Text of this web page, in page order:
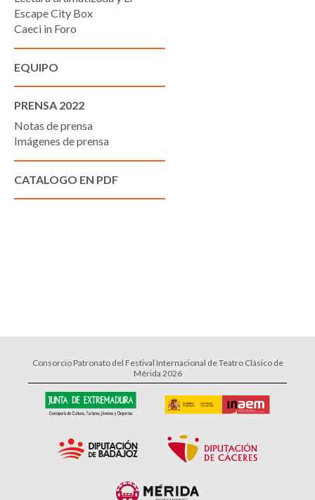
Escape City Box
Caeci in Foro
EQUIPO
PRENSA 2022
Notas de prensa
Imágenes de prensa
CATALOGO EN PDF
Consorcio Patronato del Festival Internacional de Teatro Clásico de
Mérida 2026